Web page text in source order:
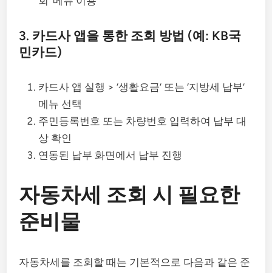
3. 카드사 앱을 통한 조회 방법 (예: KB국
민카드)
카드사 앱 실행 > ‘생활요금’ 또는 ‘지방세 납부’
메뉴 선택
주민등록번호 또는 차량번호 입력하여 납부 대
상 확인
연동된 납부 화면에서 납부 진행
자동차세 조회 시 필요한
준비물
자동차세를 조회할 때는 기본적으로 다음과 같은 준